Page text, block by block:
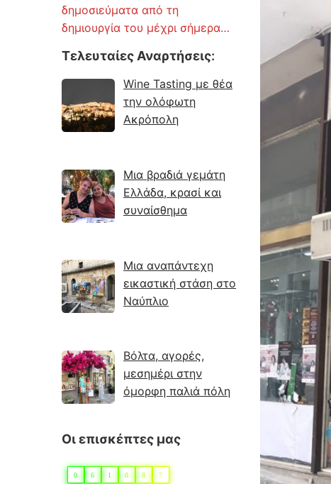
δημοσιεύματα από τη
δημιουργία του μέχρι σήμερα…
Τελευταίες Αναρτήσεις:
Wine Tasting με θέα
την ολόφωτη
Ακρόπολη
Μια βραδιά γεμάτη
Ελλάδα, κρασί και
συναίσθημα
Μια αναπάντεχη
εικαστική στάση στο
Ναύπλιο
Βόλτα, αγορές,
μεσημέρι στην
όμορφη παλιά πόλη
Οι επισκέπτες μας
0 6 1 0 8 7